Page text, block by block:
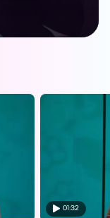
01:32